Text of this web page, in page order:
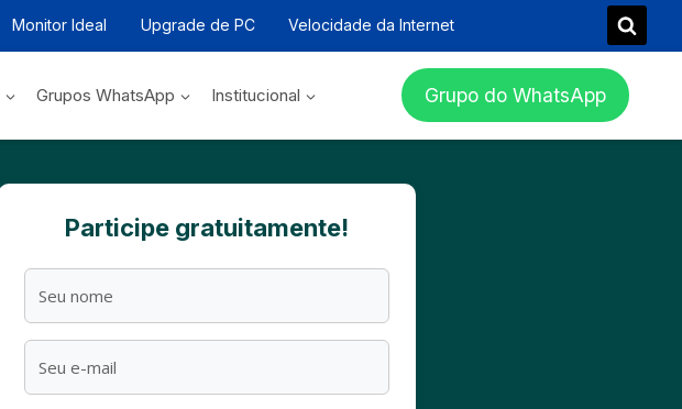
Monitor Ideal Upgrade de PC Velocidade da Internet
Grupos WhatsApp Institucional Grupo do WhatsApp
Participe gratuitamente!